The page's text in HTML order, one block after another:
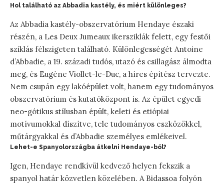
Hol található az Abbadia kastély, és miért különleges?
Az Abbadia kastély-obszervatórium Hendaye északi
részén, a Les Deux Jumeaux ikersziklák felett, egy festői
sziklás félszigeten található. Különlegességét Antoine
d’Abbadie, a 19. századi tudós, utazó és csillagász álmodta
meg, és Eugène Viollet-le-Duc, a híres építész tervezte.
Nem csupán egy lakóépület volt, hanem egy tudományos
obszervatórium és kutatóközpont is. Az épület egyedi
neo-gótikus stílusban épült, keleti és etiópiai
motívumokkal díszítve, tele tudományos eszközökkel,
műtárgyakkal és d’Abbadie személyes emlékeivel.
Lehet-e Spanyolországba átkelni Hendaye-ból?
Igen, Hendaye rendkívül kedvező helyen fekszik a
spanyol határ közvetlen közelében. A Bidassoa folyón